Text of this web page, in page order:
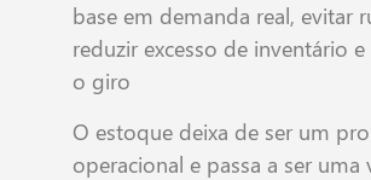
base em demanda real, evitar
reduzir excesso de inventário
o giro
O estoque deixa de ser um
operacional e passa a ser uma